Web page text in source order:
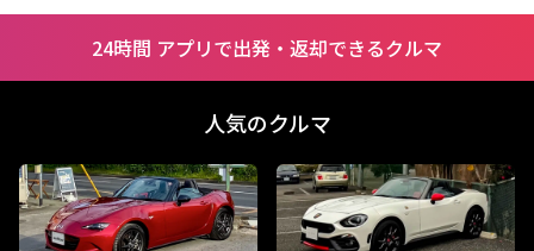
24時間 アプリで出発・返却できるクルマ
人気のクルマ